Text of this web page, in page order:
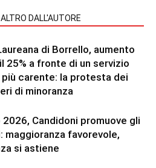
ALTRO DALL'AUTORE
di Borrello, aumento
25% a fronte di un servizio
carente: la protesta dei
di minoranza
2026, Candidoni promuove gli
maggioranza favorevole,
si astiene